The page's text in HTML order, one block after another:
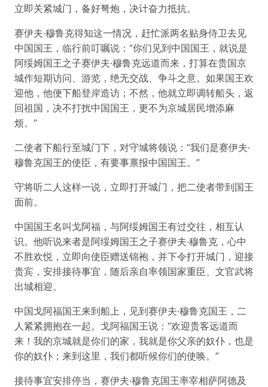
立即关紧城门，备好弩炮，决计奋力抵抗。
赛伊夫·穆鲁克得知这一情况，赶忙派两名贴身侍卫去见
中国国王，临行前叮嘱说：“你们见到中国国王，就说是
阿绥姆国王之子赛伊夫·穆鲁克远道而来，打算在贵国京
城作短期访问、游览，绝无交战、争斗之意。如果国王欢
迎他，他便下船登岸造访；不然，他就立即调转船头，返
回祖国，决不打扰中国国王，更不为京城居民增添麻
烦。”
二使者下船行至城门下，对守城将领说：“我们是赛伊夫·
穆鲁克国王的使臣，有要事禀报中国国王。”
守将听二人这样一说，立即打开城门，把二使者带到国王
面前。
中国国王名叫戈阿福，与阿绥姆国王有过交往，相互认
识。他听说来者是阿绥姆国王之子赛伊夫·穆鲁克，心中
不胜欢悦，立即向使臣赠送锦袍，并下令打开城门，迎接
贵宾，安排接待事宜，随后亲自率领国家重臣、文官武将
出城相迎。
中国戈阿福国王来到船上，见到赛伊夫·穆鲁克国王，二
人紧紧拥抱在一起。戈阿福国王说：“欢迎贵客远道而
来！我的京城就是你们的家，我就是你父亲的奴仆，也是
你的奴仆；来到这里，我们都听候你们的使唤。”
接待事宜安排停当，赛伊夫·穆鲁克国王率宰相萨阿德及